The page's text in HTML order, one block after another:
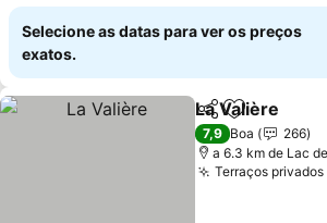
Selecione as datas para ver os preços
exatos.
PartilharAdicionar
La Valière
7,9 Boa
266
a 6.3 km de Lac
Terraços